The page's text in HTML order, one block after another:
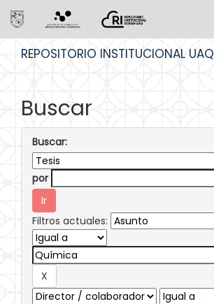
REPOSITORIO INSTITUCIONAL UAQ
Buscar
Buscar:
por
Filtros actuales: